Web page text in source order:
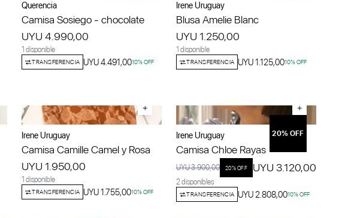
Querencia
Camisa Sosiego - chocolate
UYU 4.990,00
1 disponible
TRANSFERENCIA UYU 4.491,0010% OFF
Irene Uruguay
Blusa Amelie Blanc
UYU 1.250,00
1 disponible
TRANSFERENCIA UYU 1.125,0010% OFF
+
Irene Uruguay
Camisa Camille Camel y Rosa
UYU 1.950,00
1 disponible
TRANSFERENCIA UYU 1.755,0010% OFF
20% OFF
+
Irene Uruguay
Camisa Chloe Rayas
UYU 3.900,00 20% OFF UYU 3.120,00
2 disponibles
TRANSFERENCIA UYU 2.808,0010% OFF